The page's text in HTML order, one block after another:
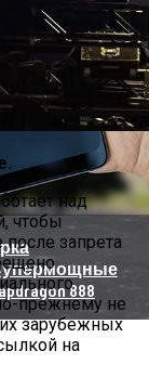
К Луне
888
над
чтобы
запрета
прежнему не
зарубежных
на